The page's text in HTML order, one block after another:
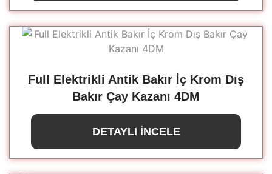
Full Elektrikli Antik Bakır İç Krom Dış
Bakır Çay Kazanı 4DM
DETAYLI İNCELE